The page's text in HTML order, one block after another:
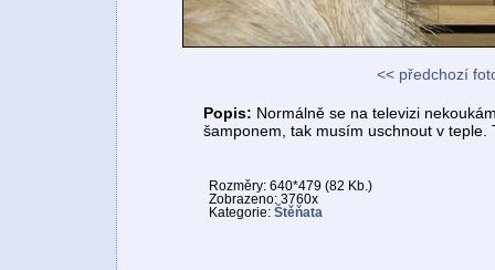
<< předchozí
Popis: Normálně se na televizi
šamponem, tak musím uschnout v teple.
Rozměry: 640*479 (82 Kb.)
Zobrazeno: 3760x
Kategorie: Štěňata